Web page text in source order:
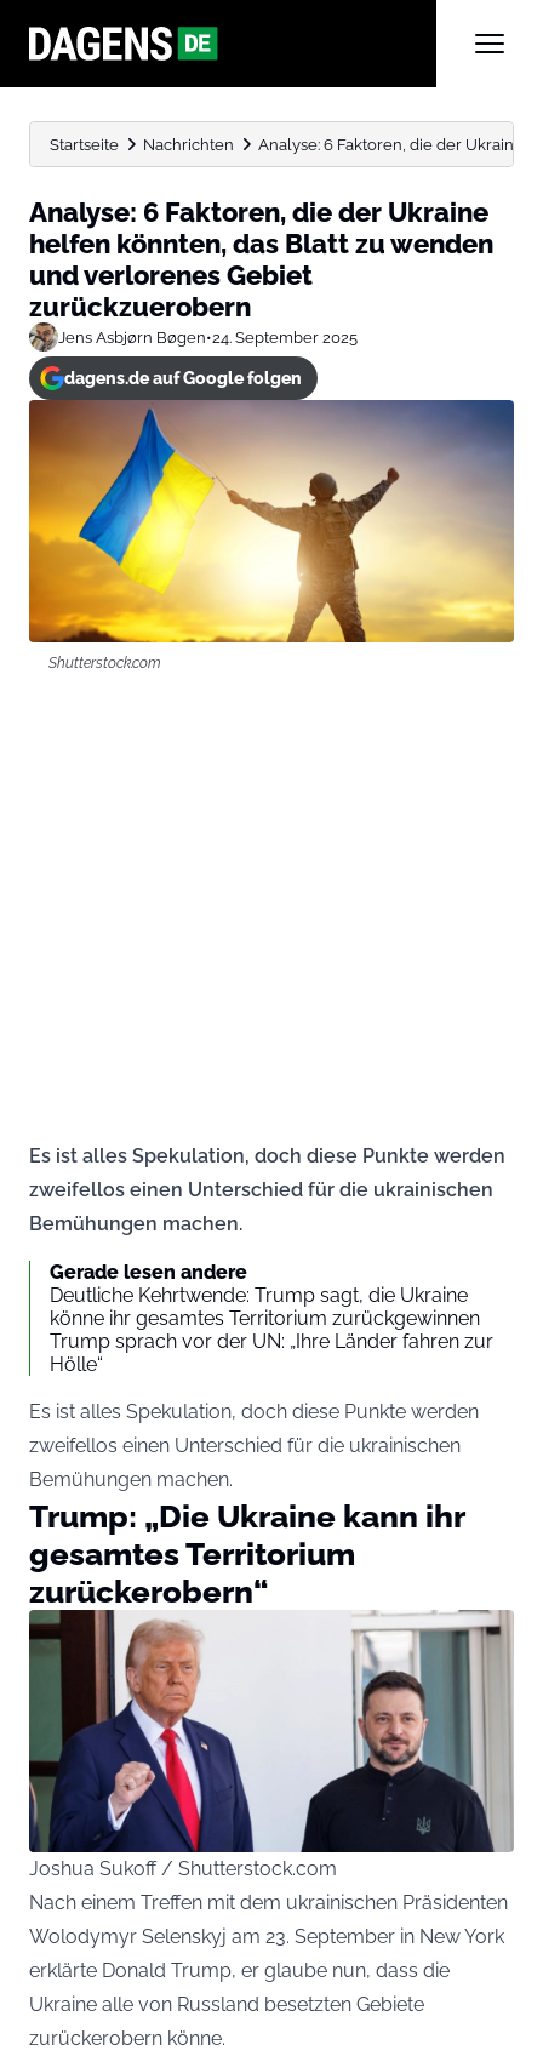
Startseite Nachrichten Analyse: 6 Faktoren, die der Ukraine
Analyse: 6 Faktoren, die der Ukraine
helfen könnten, das Blatt zu wenden
und verlorenes Gebiet
zurückzuerobern
Jens Asbjørn Bøgen•24. September 2025
dagens.de auf Google folgen
Shutterstock.com
Es ist alles Spekulation, doch diese Punkte werden
zweifellos einen Unterschied für die ukrainischen
Bemühungen machen.
Gerade lesen andere
Deutliche Kehrtwende: Trump sagt, die Ukraine
könne ihr gesamtes Territorium zurückgewinnen
Trump sprach vor der UN: „Ihre Länder fahren zur
Hölle“
Es ist alles Spekulation, doch diese Punkte werden
zweifellos einen Unterschied für die ukrainischen
Bemühungen machen.
Trump: „Die Ukraine kann ihr
gesamtes Territorium
zurückerobern“
Joshua Sukoff / Shutterstock.com
Nach einem Treffen mit dem ukrainischen Präsidenten
Wolodymyr Selenskyj am 23. September in New York
erklärte Donald Trump, er glaube nun, dass die
Ukraine alle von Russland besetzten Gebiete
zurückerobern könne.